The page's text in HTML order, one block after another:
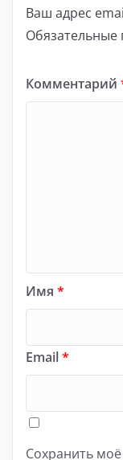
Ваш адрес
Комментарий
Имя *
Email*
Сохранить